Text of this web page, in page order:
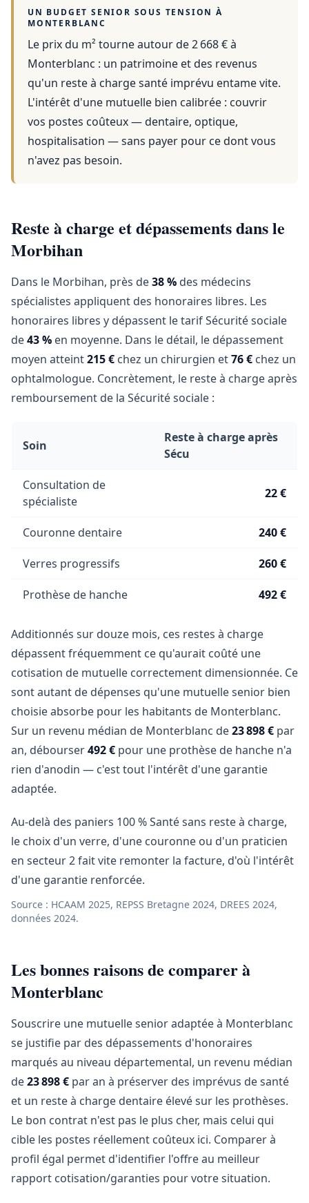
UN BUDGET SENIOR SOUS TENSION À
MONTERBLANC
Le prix du m² tourne autour de 2 668 €à
Monterblanc : un patrimoine et des revenus
qu'un reste à charge santé imprévu entame vite.
L'intérêt d'une mutuelle bien calibrée : couvrir
vos postes coûteux — dentaire, optique,
hospitalisation — sans payer pour ce dont vous
n'avez pas besoin.
Reste à charge et dépassements dans le
Morbihan
Dans le Morbihan, près de38 % des médecins
spécialistes appliquent des honoraires libres. Les
honoraires libres y dépassent le tarif Sécurité sociale
de43 % en moyenne. Dans le détail, le dépassement
moyen atteint215 € chez un chirurgien et76 € chez un
ophtalmologue. Concrètement, le reste à charge après
remboursement de la Sécurité sociale :
Soin
Reste à charge après
Sécu
Consultation de
spécialiste
22 €
Couronne dentaire 240 €
Verres progressifs 260 €
Prothèse de hanche 492 €
Additionnés sur douze mois, ces restes à charge
dépassent fréquemment ce qu'aurait coûté une
cotisation de mutuelle correctement dimensionnée. Ce
sont autant de dépenses qu'une mutuelle senior bien
choisie absorbe pour les habitants de Monterblanc.
Sur un revenu médian de Monterblanc de23 898 € par
an, débourser492 € pour une prothèse de hanche n'a
rien d'anodin — c'est tout l'intérêt d'une garantie
adaptée.
Au-delà des paniers 100 % Santé sans reste à charge,
le choix d'un verre, d'une couronne ou d'un praticien
en secteur 2 fait vite remonter la facture, d'où l'intérêt
d'une garantie renforcée.
Source : HCAAM 2025, REPSS Bretagne 2024, DREES 2024,
données 2024.
Les bonnes raisons de comparer à
Monterblanc
Souscrire une mutuelle senior adaptée à Monterblanc
se justifie par des dépassements d'honoraires
marqués au niveau départemental, un revenu médian
de23 898 € par an à préserver des imprévus de santé
et un reste à charge dentaire élevé sur les prothèses.
Le bon contrat n'est pas le plus cher, mais celui qui
cible les postes réellement coûteux ici. Comparer à
profil égal permet d'identifier l'offre au meilleur
rapport cotisation/garanties pour votre situation.